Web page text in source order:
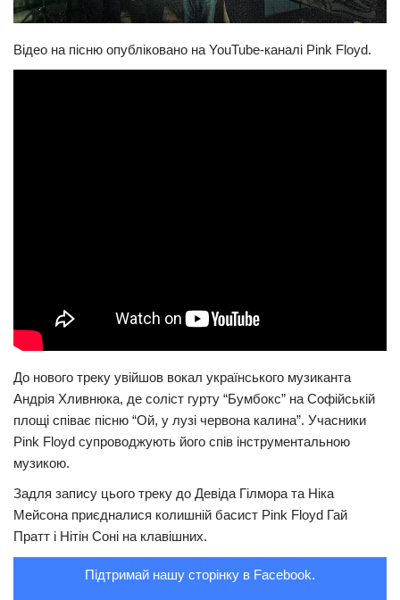
Технології
Історії
Культура
#Війна
Відео на пісню опубліковано на YouTube-каналі Pink Floyd.
До нового треку увійшов вокал українського музиканта
Андрія Хливнюка, де соліст гурту “Бумбокс” на Софійській
площі співає пісню “Ой, у лузі червона калина”. Учасники
Pink Floyd супроводжують його спів інструментальною
музикою.
Задля запису цього треку до Девіда Гілмора та Ніка
Мейсона приєдналися колишній басист Pink Floyd Гай
Пратт і Нітін Соні на клавішних.
Підтримай нашу сторінку в Facebook.